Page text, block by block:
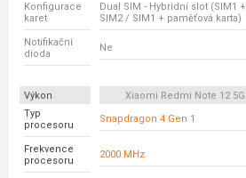
Konfigurace
karet
Dual SIM - Hybridní slot (SIM1 +
SIM2 / SIM1 + paměťová karta)
Notifikační
dioda
Ne
Výkon Xiaomi Redmi Note 12 5G
Typ
procesoru
Snapdragon 4 Gen 1
Frekvence
procesoru
2000 MHz